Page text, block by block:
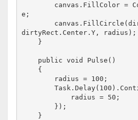
canvas.FillColor =
e;
dirtyRect.Center.Y, radius);
}
public void Pulse()
{
radius = 100;
radius = 50;
});
}